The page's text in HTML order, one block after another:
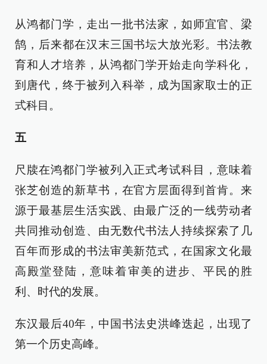
从鸿都门学，走出一批书法家，如师宜官、梁
鹄，后来都在汉末三国书坛大放光彩。书法教
育和人才培养，从鸿都门学开始走向学科化，
到唐代，终于被列入科举，成为国家取士的正
式科目。
五
尺牍在鸿都门学被列入正式考试科目，意味着
张芝创造的新草书，在官方层面得到首肯。来
源于最基层生活实践、由最广泛的一线劳动者
共同推动创造、由无数代书法人持续探索了几
百年而形成的书法审美新范式，在国家文化最
高殿堂登陆，意味着审美的进步、平民的胜
利、时代的发展。
东汉最后40年，中国书法史洪峰迭起，出现了
第一个历史高峰。